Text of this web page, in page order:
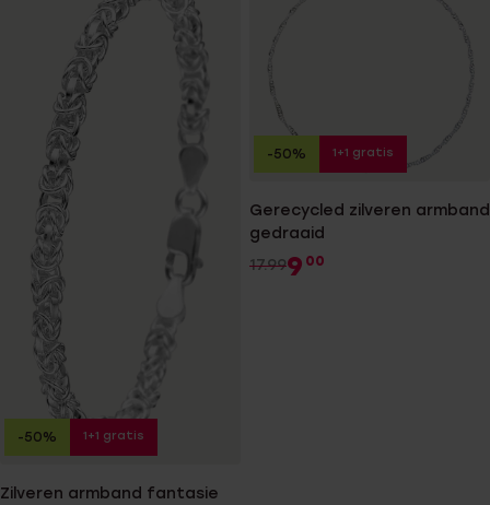
Zilveren armband fantasie
-50% 1+1 gratis
Gerecycled zilveren armband
gedraaid
17.999 00
-50% 1+1 gratis